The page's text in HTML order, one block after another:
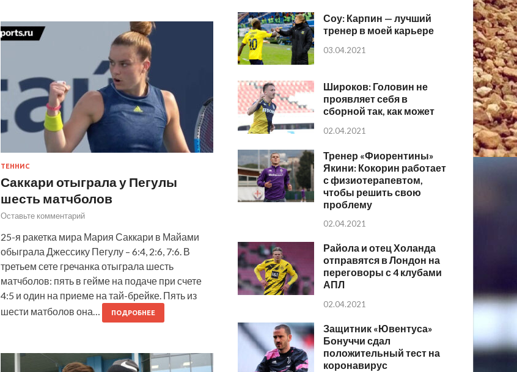
ТЕННИС
Саккари отыграла у Пегулы
шесть матчболов
Оставьте комментарий
25-я ракетка мира Мария Саккари в Майами
обыграла Джессику Пегулу – 6:4, 2:6, 7:6. В
третьем сете гречанка отыграла шесть
матчболов: пять в гейме на подаче при счете
4:5 и один на приеме на тай-брейке. Пять из
шести матболов она…
ПОДРОБНЕЕ
Соу: Карпин — лучший
тренер в моей карьере
03.04.2021
Широков: Головин не
проявляет себя в
сборной так, как может
02.04.2021
Тренер «Фиорентины»
Якини: Кокорин работает
с физиотерапевтом,
чтобы решить свою
проблему
02.04.2021
Райола и отец Холанда
отправятся в Лондон на
переговоры с 4 клубами
АПЛ
02.04.2021
Защитник «Ювентуса»
Бонуччи сдал
положительный тест на
коронавирус